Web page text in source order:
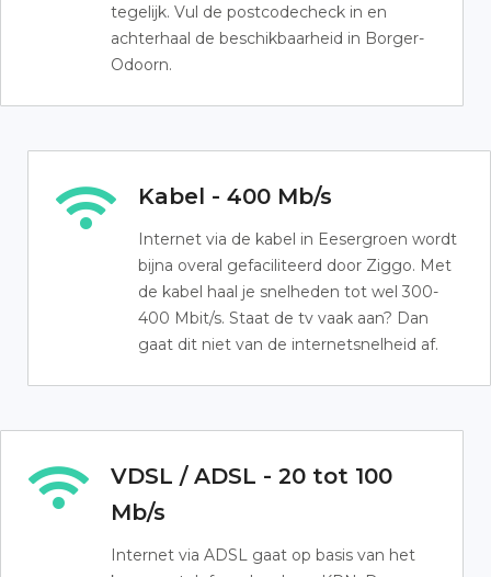
tegelijk. Vul de postcodecheck in en
achterhaal de beschikbaarheid in Borger-
Odoorn.
Kabel - 400 Mb/s
Internet via de kabel in Eesergroen wordt
bijna overal gefaciliteerd door Ziggo. Met
de kabel haal je snelheden tot wel 300-
400 Mbit/s. Staat de tv vaak aan? Dan
gaat dit niet van de internetsnelheid af.
VDSL / ADSL - 20 tot 100
Mb/s
Internet via ADSL gaat op basis van het